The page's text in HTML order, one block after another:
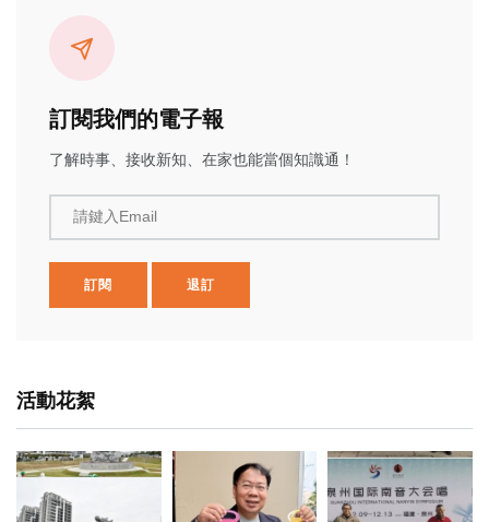
訂閱我們的電子報
了解時事、接收新知、在家也能當個知識通！
請鍵入Email
訂閱 退訂
活動花絮